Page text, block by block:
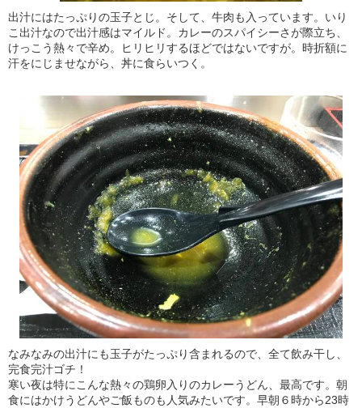
出汁にはたっぷりの玉子とじ。そして、牛肉も入っています。いり
こ出汁なので出汁感はマイルド。カレーのスパイシーさが際立ち、
けっこう熱々で辛め。ヒリヒリするほどではないですが。時折額に
汗をにじませながら、丼に食らいつく。
なみなみの出汁にも玉子がたっぷり含まれるので、全て飲み干し、
完食完汁ゴチ！
寒い夜は特にこんな熱々の鶏卵入りのカレーうどん、最高です。朝
食にはかけうどんやご飯ものも人気みたいです。早朝６時から23時